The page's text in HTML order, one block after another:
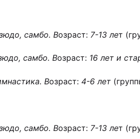
самбо. Возраст: 7-13 лет
самбо. Возраст: 16 лет и
Возраст: 4-6 лет
самбо. Возраст: 7-13 лет